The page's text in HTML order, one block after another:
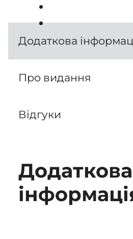
Додаткова
Про видання
Відгуки
Додаткова